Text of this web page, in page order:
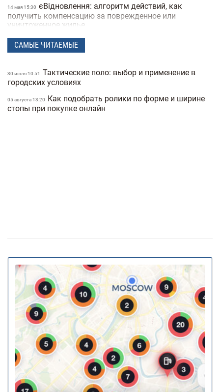
14 мая 15:30 єВідновлення: алгоритм действий, как
получить компенсацию за поврежденное или
уничтоженное жилье
15:50 В Украине хотят запретить электросамокаты на
тротуарах: где и как они будут ездить
В Украину вернулась зима: в одной из
областей выпал снег посреди апреля (фото)
Спрос на квартиры в Киеве упал на 40%:
как это повлияло на стоимость недвижимости
На Украину надвигается циклон Niksala: что
18 августа 16:36
Штрафы до 3400 грн: Кабмин предлагает
ужесточить наказание за нарушение комендантского
часа
10 июля 16:23 За животных в авто будут штрафовать и
лишать свободы: в КГГА напомнили о наказаниях для
водителей
02 июня 13:40 В Украину идет 38-градусная жара: где и
когда ожидается пик температуры
02 июня 12:46 Контрактовую площадь отдали на 2 года
датской фармкомпании для проекта борьбы с
диабетом
САМЫЕ ЧИТАЕМЫЕ
30 июля 10:51
Тактические поло: выбор и применение в
городских условиях
05 августа 13:20
Как подобрать ролики по форме и ширине
стопы при покупке онлайн